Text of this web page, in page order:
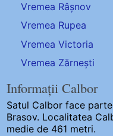
Vremea Râșnov
Vremea Rupea
Vremea Victoria
Vremea Zărnești
Informații Calbor
Satul Calbor face
Brasov. Localitatea
medie de 461 metri.